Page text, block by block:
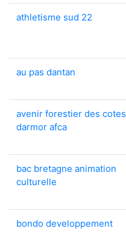
athletisme sud 22
au pas dantan
avenir forestier des cotes
darmor afca
bac bretagne animation
culturelle
bondo developpement